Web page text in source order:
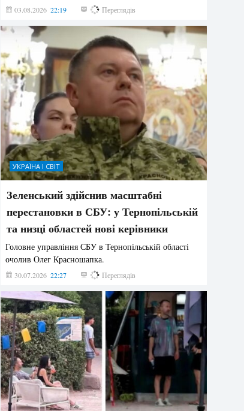
03.08.2026 22:19 841 Переглядів
УКРАЇНА І СВІТ
Зеленський здійснив масштабні
перестановки в СБУ: у Тернопільській
та низці областей нові керівники
Головне управління СБУ в Тернопільській області
очолив Олег Красношапка.
30.07.2026 22:27 632 Переглядів